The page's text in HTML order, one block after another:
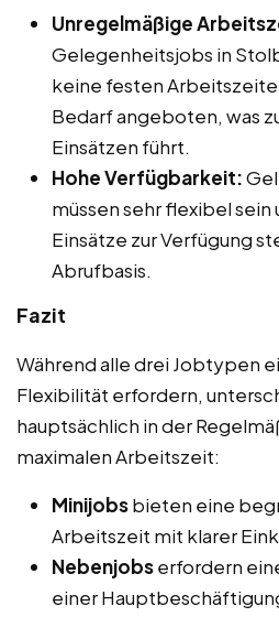
Unregelmäßige
Gelegenheitsjobs in
keine festen
Bedarf angeboten, was
Einsätzen führt.
Hohe Verfügbarkeit:
müssen sehr flexibel
Einsätze zur Verfügung
Abrufbasis.
Fazit
Während alle drei Jobtypen
Flexibilität erfordern,
hauptsächlich in der
maximalen Arbeitszeit:
Minijobsbieten eine
Arbeitszeit mit klarer
Nebenjobserfordern
einer